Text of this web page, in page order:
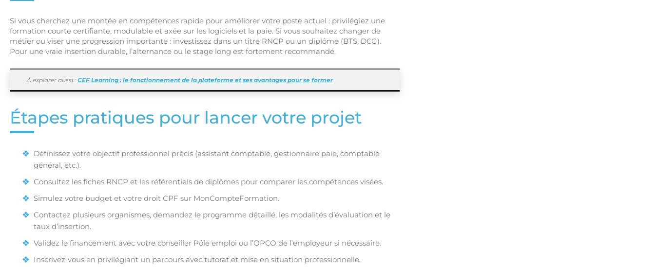
Si vous cherchez une montée en compétences rapide pour améliorer votre poste actuel : privilégiez une
formation courte certifiante, modulable et axée sur les logiciels et la paie. Si vous souhaitez changer de
métier ou viser une progression importante : investissez dans un titre RNCP ou un diplôme (BTS, DCG).
Pour une vraie insertion durable, l’alternance ou le stage long est fortement recommandé.
À explorer aussi : CEF Learning : le fonctionnement de la plateforme et ses avantages pour se former
Étapes pratiques pour lancer votre projet
Définissez votre objectif professionnel précis (assistant comptable, gestionnaire paie, comptable
général, etc.).
Consultez les fiches RNCP et les référentiels de diplômes pour comparer les compétences visées.
Simulez votre budget et votre droit CPF sur MonCompteFormation.
Contactez plusieurs organismes, demandez le programme détaillé, les modalités d’évaluation et le
taux d’insertion.
Validez le financement avec votre conseiller Pôle emploi ou l’OPCO de l’employeur si nécessaire.
Inscrivez‑vous en privilégiant un parcours avec tutorat et mise en situation professionnelle.